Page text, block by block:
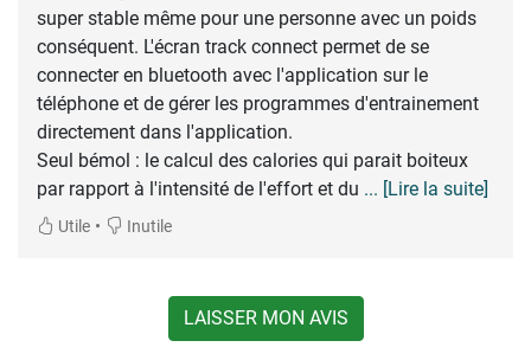
super stable même pour une personne avec un poids
conséquent. L'écran track connect permet de se
connecter en bluetooth avec l'application sur le
téléphone et de gérer les programmes d'entrainement
directement dans l'application.
Seul bémol : le calcul des calories qui parait boiteux
par rapport à l'intensité de l'effort et du ... [Lire la suite]
Utile • Inutile
LAISSER MON AVIS